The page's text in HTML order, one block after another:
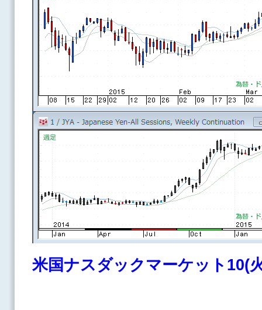
米国ナスダックマーケット10(